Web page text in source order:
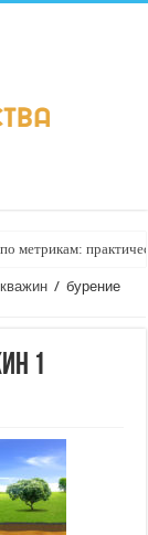
метрикам:
/ бурение
1